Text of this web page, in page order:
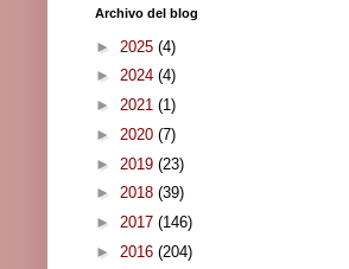
Archivo del blog
► 2025 (4)
► 2024 (4)
► 2021 (1)
► 2020 (7)
► 2019 (23)
► 2018 (39)
► 2017 (146)
► 2016 (204)